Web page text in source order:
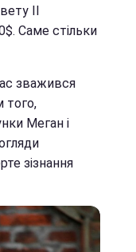
II
Саме стільки
зважився
того,
Меган і
зізнання